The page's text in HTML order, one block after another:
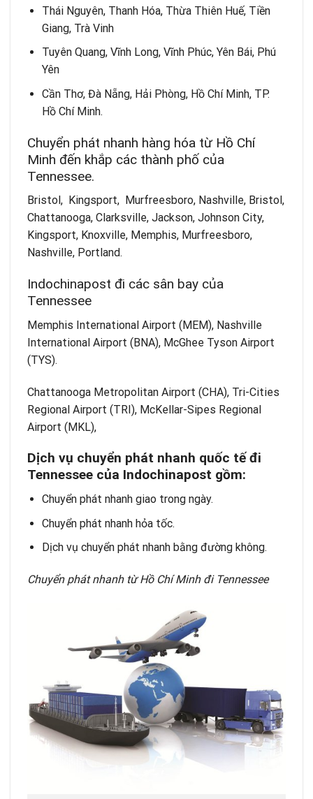
Thái Nguyên, Thanh Hóa, Thừa Thiên Huế, Tiền
Giang, Trà Vinh
Tuyên Quang, Vĩnh Long, Vĩnh Phúc, Yên Bái, Phú
Yên
Cần Thơ, Đà Nẵng, Hải Phòng, Hồ Chí Minh, TP.
Hồ Chí Minh.
Chuyển phát nhanh hàng hóa từ Hồ Chí
Minh đến khắp các thành phố của
Tennessee.
Bristol, Kingsport, Murfreesboro, Nashville, Bristol,
Chattanooga, Clarksville, Jackson, Johnson City,
Kingsport, Knoxville, Memphis, Murfreesboro,
Nashville, Portland.
Indochinapost đi các sân bay của
Tennessee
Memphis International Airport (MEM), Nashville
International Airport (BNA), McGhee Tyson Airport
(TYS).
Chattanooga Metropolitan Airport (CHA), Tri-Cities
Regional Airport (TRI), McKellar-Sipes Regional
Airport (MKL),
Dịch vụ chuyển phát nhanh quốc tế đi
Tennessee của Indochinapost gồm:
Chuyển phát nhanh giao trong ngày.
Chuyển phát nhanh hỏa tốc.
Dịch vụ chuyển phát nhanh bằng đường không.
Chuyển phát nhanh từ Hồ Chí Minh đi Tennessee